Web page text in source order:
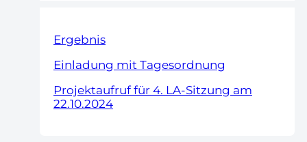
Ergebnis
Einladung mit Tagesordnung
Projektaufruf für 4. LA-Sitzung am
22.10.2024